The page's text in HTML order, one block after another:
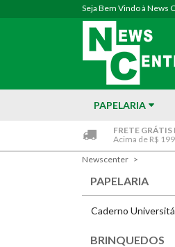
Seja Bem Vindo à News
PAPELARIA
FRETE GRÁTIS
Acima de R$ 199
Newscenter
PAPELARIA
Caderno
BRINQUEDOS